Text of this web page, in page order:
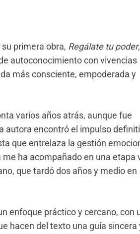
primera obra, Regálate tu poder
autoconocimiento con vivencias
más consciente, empoderada y
varios años atrás, aunque fue
autora encontró el impulso
que entrelaza la gestión
ha acompañado en una etapa
que tardó dos años y medio en
enfoque práctico y cercano, con
hacen del texto una guía sincera